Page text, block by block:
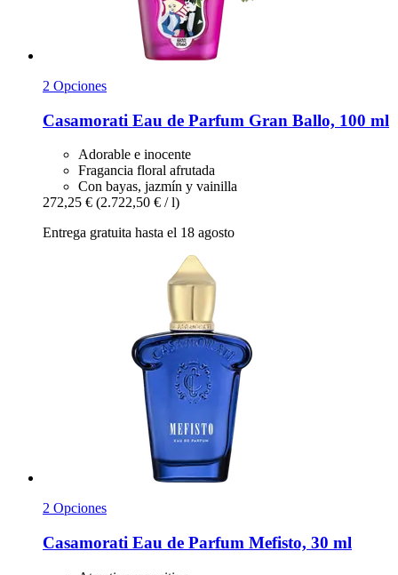
2 Opciones
Casamorati Eau de Parfum Gran Ballo, 100 ml
Adorable e inocente
Fragancia floral afrutada
Con bayas, jazmín y vainilla
272,25 € (2.722,50 € / l)
Entrega gratuita hasta el 18 agosto
2 Opciones
Casamorati Eau de Parfum Mefisto, 30 ml